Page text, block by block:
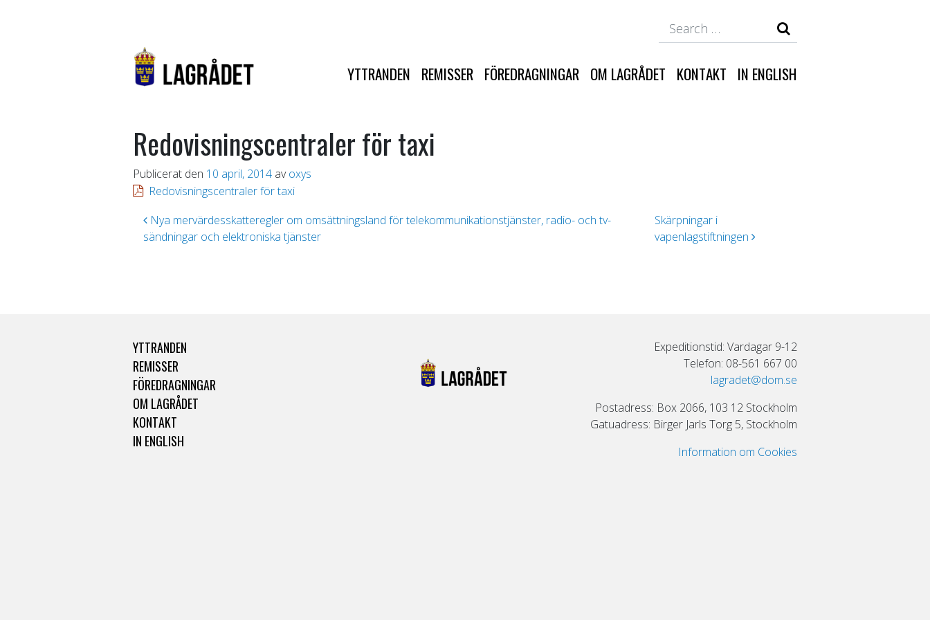
YTTRANDEN REMISSER FÖREDRAGNINGAR OM LAGRÅDET KONTAKT IN ENGLISH
Redovisningscentraler för taxi
Publicerat den 10 april, 2014 av oxys
Redovisningscentraler för taxi
Inläggsnavigering
Nya mervärdesskatteregler om omsättningsland för telekommunikationstjänster, radio- och tv-
sändningar och elektroniska tjänster
Skärpningar i
vapenlagstiftningen
YTTRANDEN
REMISSER
FÖREDRAGNINGAR
OM LAGRÅDET
KONTAKT
IN ENGLISH
Expeditionstid: Vardagar 9-12
Telefon: 08-561 667 00
lagradet@dom.se
Postadress: Box 2066, 103 12 Stockholm
Gatuadress: Birger Jarls Torg 5, Stockholm
Information om Cookies